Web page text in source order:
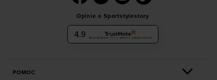
Opinie o Sportstylestory
4.9 Na podstawie 6036 opinii z całego okresu
POMOC